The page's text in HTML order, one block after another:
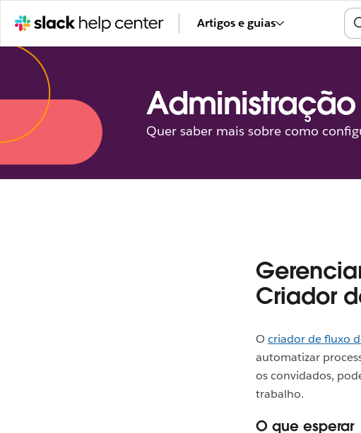
Artigos e guias
Quer saber mais sobre como
Criador
O criador de fluxo
automatizar
os convidados,
trabalho.
O que esperar